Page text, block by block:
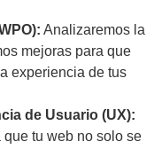
Analizaremos la
mejoras para que
experiencia de tus
de Usuario (UX):
tu web no solo se